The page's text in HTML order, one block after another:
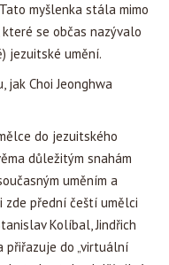
myšlenka stála mimo
se občas nazývalo
jezuitské umění.
jak Choi Jeonghwa
do jezuitského
důležitým snahám
uměním a
přední čeští umělci
Kolíbal, Jindřich
přiřazuje do „virtuální